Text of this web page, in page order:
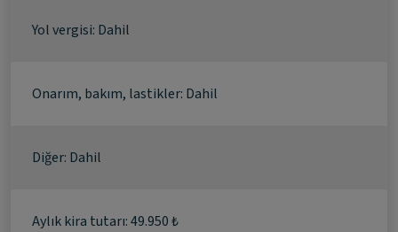
Yol vergisi: Dahil
Onarım, bakım, lastikler: Dahil
Diğer: Dahil
Aylık kira tutarı: 49.950 ₺